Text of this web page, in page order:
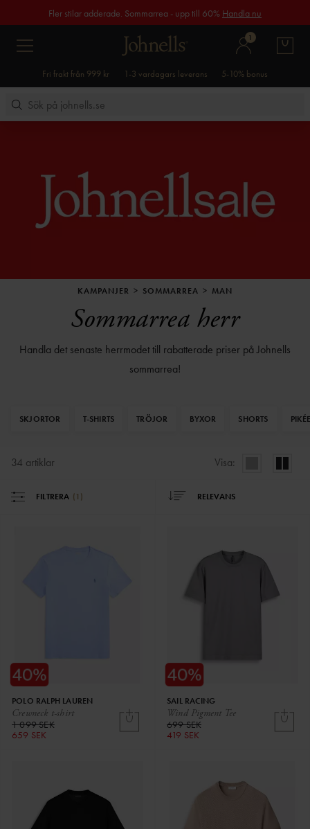
Fler stilar adderade. Sommarrea - upp till 60% Handla nu
1
Fri frakt från 999 kr 1-3 vardagars leverans 5-10% bonus
KAMPANJER SOMMARREA MAN
Sommarrea herr
Handla det senaste herrmodet till rabatterade priser på Johnells
sommarrea!
SKJORTOR T-SHIRTS TRÖJOR BYXOR SHORTS
34 artiklar Visa:
FILTRERA (1 ) RELEVANS
Crewneck t-shirt
POLO RALPH LAUREN
1 099 SEK
659 SEK
Wind Pigment Tee
SAIL RACING
699 SEK
419 SEK